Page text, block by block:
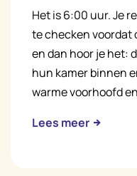
Het is 6:00 uur. Je
te checken voordat
en dan hoor je het:
hun kamer binnen
warme voorhoofd
Lees meer